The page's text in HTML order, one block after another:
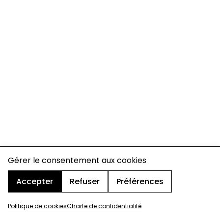
Gérer le consentement aux cookies
Accepter
Refuser Préférences
Politique de cookiesCharte de confidentialité